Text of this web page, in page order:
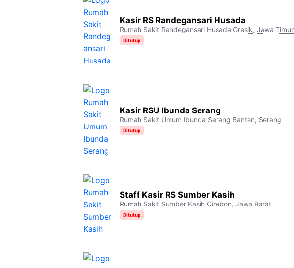
Kasir RS Randegansari Husada
Rumah Sakit Randegansari Husada Gresik, Jawa Timur
Ditutup
Kasir RSU Ibunda Serang
Rumah Sakit Umum Ibunda Serang Banten, Serang
Ditutup
Staff Kasir RS Sumber Kasih
Rumah Sakit Sumber Kasih Cirebon, Jawa Barat
Ditutup